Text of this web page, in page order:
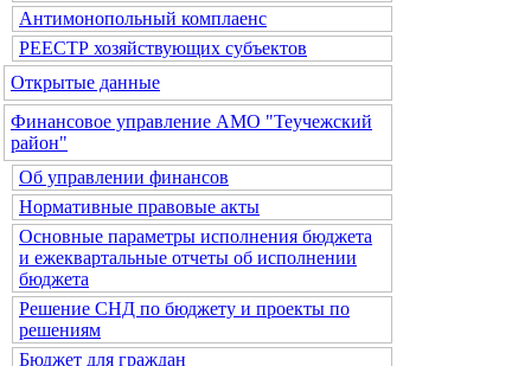
Антимонопольный комплаенс
РЕЕСТР хозяйствующих субъектов
Открытые данные
Финансовое управление АМО "Теучежский
район"
Об управлении финансов
Нормативные правовые акты
Основные параметры исполнения бюджета
и ежеквартальные отчеты об исполнении
бюджета
Решение СНД по бюджету и проекты по
решениям
Бюджет для граждан